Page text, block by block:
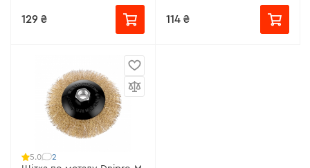
129 ₴ 114 ₴
5.0 2